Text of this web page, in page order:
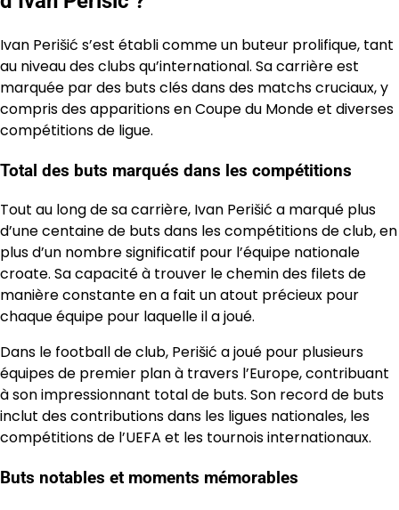
Ivan Perišić s’est établi comme un buteur prolifique, tant
au niveau des clubs qu’international. Sa carrière est
marquée par des buts clés dans des matchs cruciaux, y
compris des apparitions en Coupe du Monde et diverses
compétitions de ligue.
Total des buts marqués dans les compétitions
Tout au long de sa carrière, Ivan Perišić a marqué plus
d’une centaine de buts dans les compétitions de club, en
plus d’un nombre significatif pour l’équipe nationale
croate. Sa capacité à trouver le chemin des filets de
manière constante en a fait un atout précieux pour
chaque équipe pour laquelle il a joué.
Dans le football de club, Perišić a joué pour plusieurs
équipes de premier plan à travers l’Europe, contribuant
à son impressionnant total de buts. Son record de buts
inclut des contributions dans les ligues nationales, les
compétitions de l’UEFA et les tournois internationaux.
Buts notables et moments mémorables